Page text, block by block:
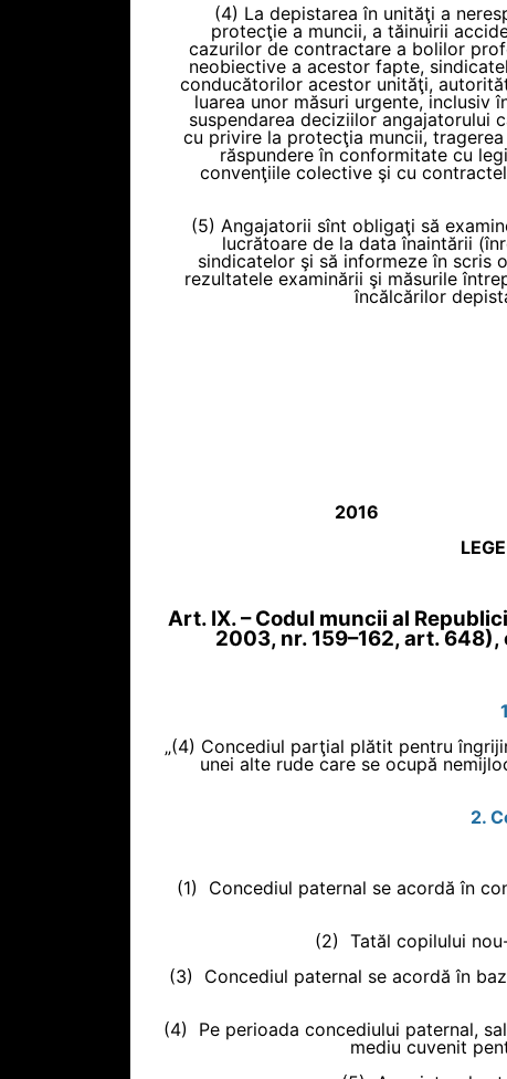
(4) La depistarea în unităţi a
protecţie a muncii, a tăinuirii
cazurilor de contractare a bolilor
neobiective a acestor fapte,
conducătorilor acestor unităţi,
luarea unor măsuri urgente, inclusiv
suspendarea deciziilor angajatorului
cu privire la protecţia muncii,
răspundere în conformitate cu
convenţiile colective şi cu
(5) Angajatorii sînt obligaţi să
lucrătoare de la data înaintării
sindicatelor şi să informeze în scris
rezultatele examinării şi măsurile
încălcărilor
2016
Art. IX. – Codul muncii al
2003, nr. 159–162, art.
„(4) Concediul parţial plătit pentru
unei alte rude care se ocupă
2.
(1) Concediul paternal se acordă în
(2) Tatăl copilului
(3) Concediul paternal se acordă în
(4) Pe perioada concediului paternal,
mediu cuvenit